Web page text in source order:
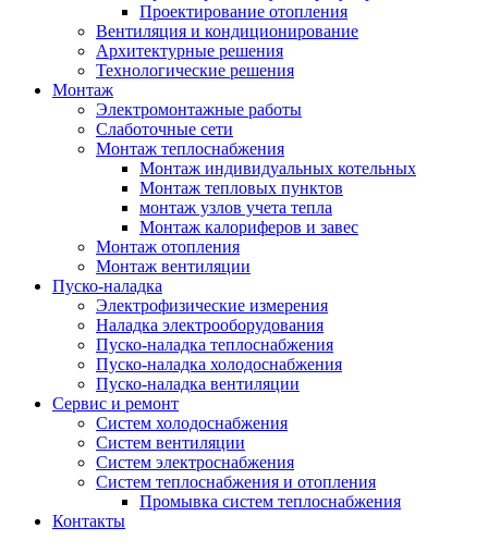
Проектирование отопления
Вентиляция и кондиционирование
Архитектурные решения
Технологические решения
Монтаж
Электромонтажные работы
Слаботочные сети
Монтаж теплоснабжения
Монтаж индивидуальных котельных
Монтаж тепловых пунктов
монтаж узлов учета тепла
Монтаж калориферов и завес
Монтаж отопления
Монтаж вентиляции
Пуско-наладка
Электрофизические измерения
Наладка электрооборудования
Пуско-наладка теплоснабжения
Пуско-наладка холодоснабжения
Пуско-наладка вентиляции
Сервис и ремонт
Систем холодоснабжения
Систем вентиляции
Систем электроснабжения
Систем теплоснабжения и отопления
Промывка систем теплоснабжения
Контакты